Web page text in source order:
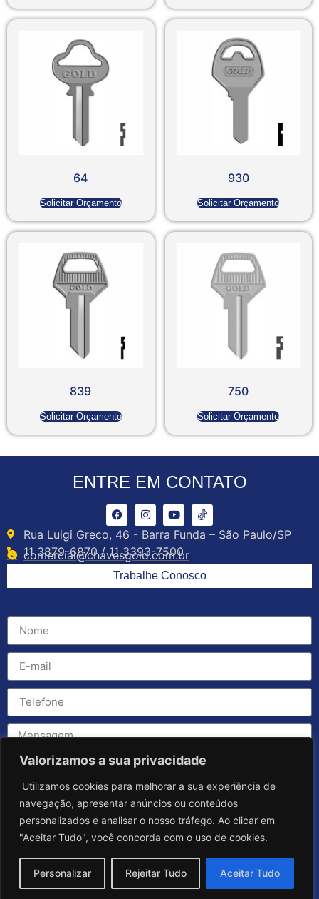
Valorizamos a sua privacidade
Utilizamos cookies para melhorar a sua experiência de
navegação, apresentar anúncios ou conteúdos
personalizados e analisar o nosso tráfego. Ao clicar em
"Aceitar Tudo", você concorda com o uso de cookies.
Personalizar Rejeitar Tudo Aceitar Tudo
64
Solicitar Orçamento
930
Solicitar Orçamento
839
Solicitar Orçamento
750
Solicitar Orçamento
ENTRE EM CONTATO
Rua Luigi Greco, 46 - Barra Funda – São Paulo/SP
11 3879-6870 / 11 3393-7500
comercial@chavesgold.com.br
Trabalhe Conosco
Enviar